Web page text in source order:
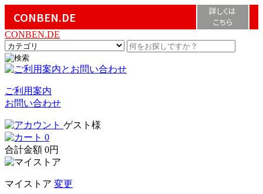
CONBEN.DE
詳しくは
こちら
CONBEN.DE
ご利用案内
お問い合わせ
ゲスト様
0
合計金額 0円
マイストア 変更